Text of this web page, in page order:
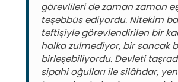
görevlileri de zaman zaman
teşebbüs ediyordu. Nitekim
teftişiyle görevlendirilen bir
halka zulmediyor, bir sancak
birleşebiliyordu. Devleti
sipahi oğulları ile silâhdar,